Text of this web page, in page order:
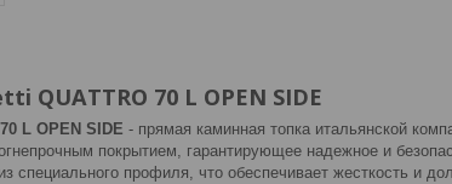
QUATTRO 70 L OPEN SIDE
L OPEN SIDE - прямая каминная топка итальянской
покрытием, гарантирующее надежное и
специального профиля, что обеспечивает жесткость и